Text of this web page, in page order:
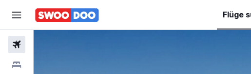
Flüge